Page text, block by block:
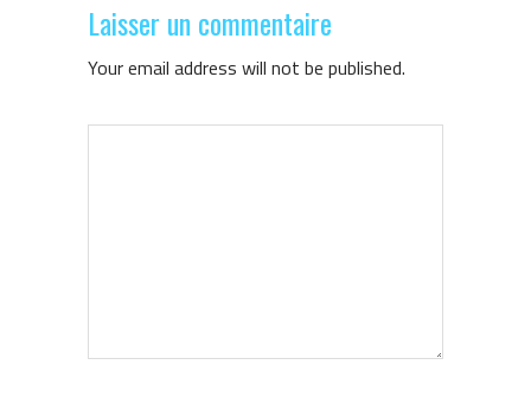
Laisser un commentaire
Your email address will not be published.